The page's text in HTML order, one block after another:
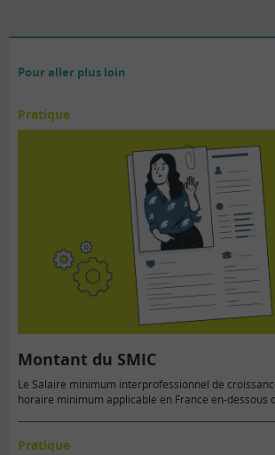
Pour aller plus loin
Pratique
Montant du SMIC
Le Salaire minimum interprofessionnel de
horaire minimum applicable en France en-dessous
Pratique